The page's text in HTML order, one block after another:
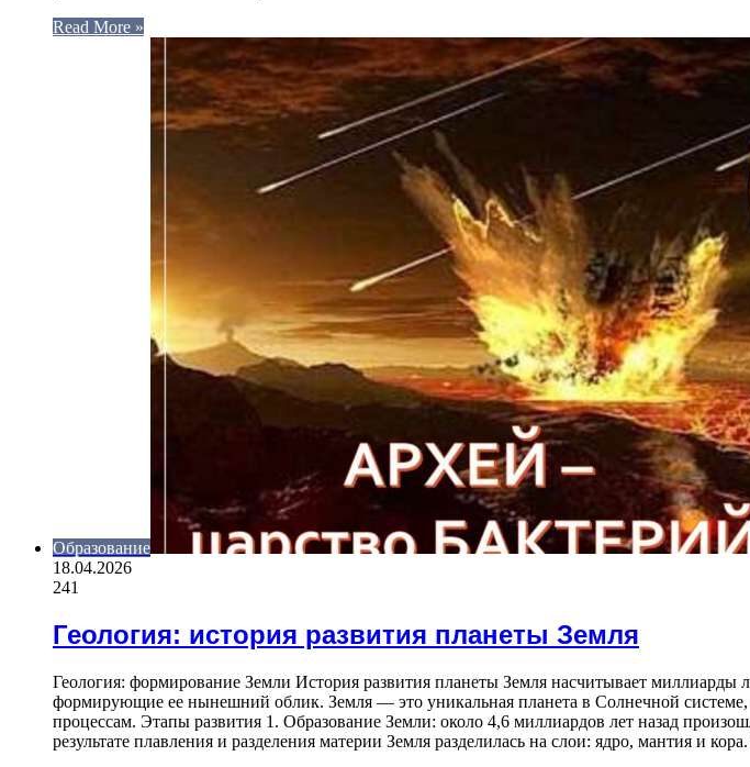
Read More »
Образование
18.04.2026
241
Геология: история развития планеты Земля
Геология: формирование Земли История развития планеты Земля насчитывает миллиарды
формирующие ее нынешний облик. Земля — это уникальная планета в Солнечной
процессам. Этапы развития 1. Образование Земли: около 4,6 миллиардов лет назад
результате плавления и разделения материи Земля разделилась на слои: ядро, мантия и